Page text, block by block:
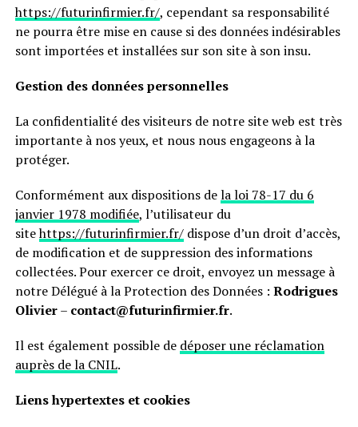
https://futurinfirmier.fr/, cependant sa responsabilité
ne pourra être mise en cause si des données indésirables
sont importées et installées sur son site à son insu.
Gestion des données personnelles
La confidentialité des visiteurs de notre site web est très
importante à nos yeux, et nous nous engageons à la
protéger.
Conformément aux dispositions dela loi 78-17 du 6
janvier 1978 modifiée, l’utilisateur du
sitehttps://futurinfirmier.fr/dispose d’un droit d’accès,
de modification et de suppression des informations
collectées. Pour exercer ce droit, envoyez un message à
notre Délégué à la Protection des Données : Rodrigues
Olivier– contact@futurinfirmier.fr.
Il est également possible de déposer une réclamation
auprès de la CNIL.
Liens hypertextes et cookies